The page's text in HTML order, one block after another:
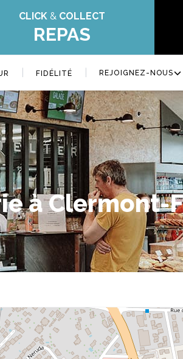
CLICK & COLLECT
REPAS
FIDÉLITÉ REJOIGNEZ-NOUS
à Clermont-